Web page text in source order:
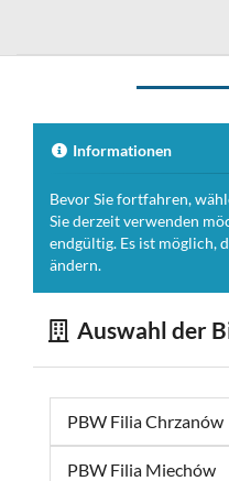
Informationen
Bevor Sie fortfahren,
Sie derzeit verwenden
endgültig. Es ist möglich,
ändern.
Auswahl der
PBW Filia Chrzanów
PBW Filia Miechów